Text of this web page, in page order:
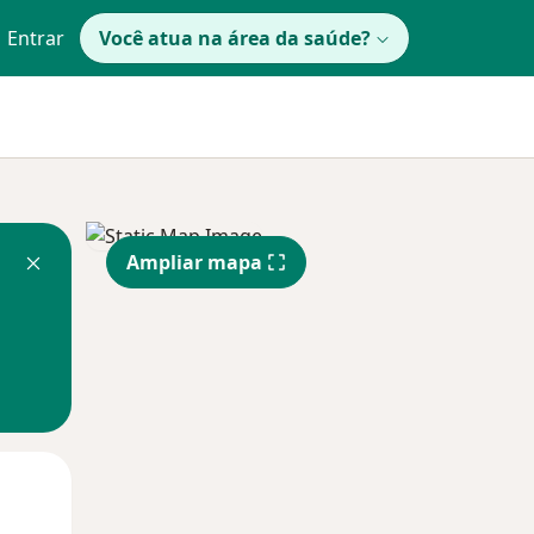
Entrar Você atua na área da saúde?
Ampliar mapa